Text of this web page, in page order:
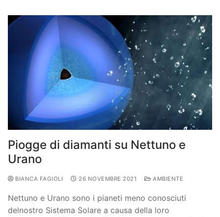
Piogge di diamanti su Nettuno e
Urano
BIANCA FAGIOLI 26 NOVEMBRE 2021 AMBIENTE
Nettuno e Urano sono i pianeti meno conosciuti
delnostro Sistema Solare a causa della loro